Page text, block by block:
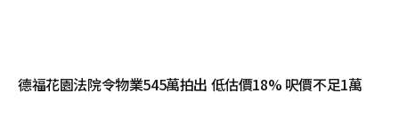
德福花園法院令物業545萬拍出 低估價18% 呎價不足1萬